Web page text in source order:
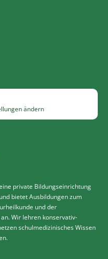
ändern
private Bildungseinrichtung
bietet Ausbildungen zum
und der
Wir lehren konservativ-
schulmedizinisches Wissen